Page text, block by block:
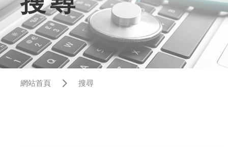
網站首頁 搜尋